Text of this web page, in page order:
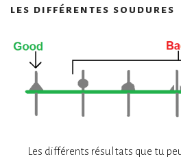
les différentes soudures
Les différents résultats que tu